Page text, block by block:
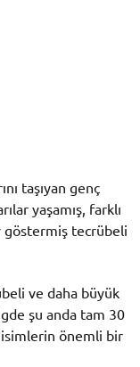
taşıyan genç
yaşamış, farklı
göstermiş tecrübeli
ve daha büyük
şu anda tam 30
önemli bir